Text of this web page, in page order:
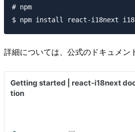
# npm
詳細については、公式のドキュメン